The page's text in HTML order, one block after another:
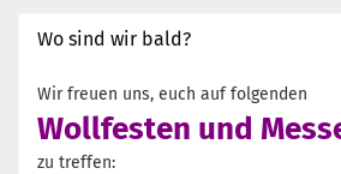
Wo sind wir bald?
Wir freuen uns, euch auf folgenden
Wollfesten und
zu treffen: